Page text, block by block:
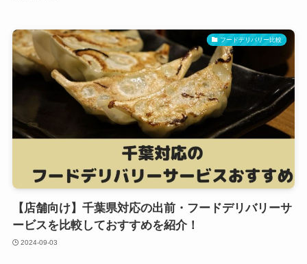
フードデリバリー比較
【店舗向け】千葉県対応の出前・フードデリバリーサ
ービスを比較しておすすめを紹介！
2024-09-03